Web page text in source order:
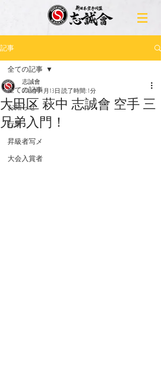
記事
全ての記事
お知らせ
行事
昇級者写メ
大会入賞者
全ての記事
大田区 萩中 志誠會 空手 三
兄弟入門！
志誠會
2019年11月13日 読了時間: 1分